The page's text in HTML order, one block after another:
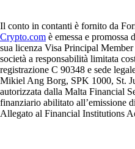
Il conto in contanti è fornito da
Crypto.com è emessa e
sua licenza Visa Principal
società a responsabilità limitata
registrazione C 90348 e sede
Mikiel Ang Borg, SPK 1000, St.
autorizzata dalla Malta Financial
finanziario abilitato all’emissione
Allegato al Financial Institutions